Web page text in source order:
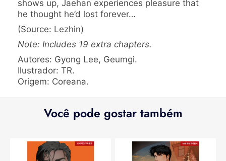
shows up, Jaehan experiences pleasure that
he thought he’d lost forever…
(Source: Lezhin)
Note: Includes 19 extra chapters.
Autores: Gyong Lee, Geumgi.
Ilustrador: TR.
Origem: Coreana.
Você pode gostar também